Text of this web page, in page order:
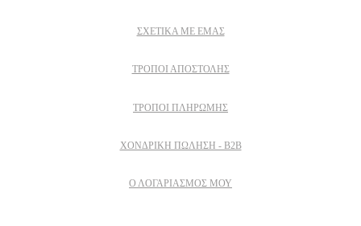
ΣΧΕΤΙΚΆ ΜΕ ΕΜΆΣ
ΤΡΌΠΟΙ ΑΠΟΣΤΟΛΉΣ
ΤΡΌΠΟΙ ΠΛΗΡΩΜΉΣ
ΧΟΝΔΡΙΚΉ ΠΏΛΗΣΗ - B2B
Ο ΛΟΓΑΡΙΑΣΜΟΣ ΜΟΥ